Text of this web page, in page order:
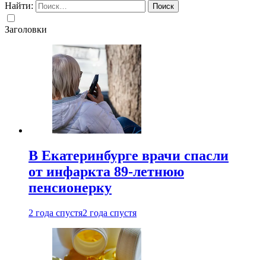
Найти:
Заголовки
В Екатеринбурге врачи спасли
от инфаркта 89-летнюю
пенсионерку
2 года спустя2 года спустя